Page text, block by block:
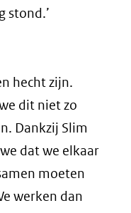
stond.’
hecht zijn.
dit niet zo
Dankzij Slim
dat we elkaar
moeten
werken dan